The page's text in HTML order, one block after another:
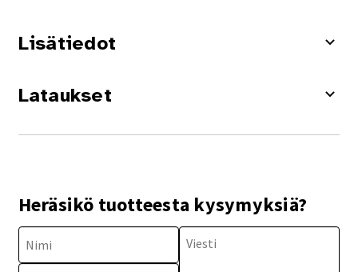
Lisätiedot
Lataukset
Heräsikö tuotteesta kysymyksiä?